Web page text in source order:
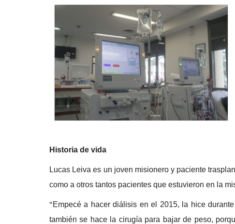
Historia de vida
Lucas Leiva es un joven misionero y paciente
como a otros tantos pacientes que estuvieron en la
“Empecé a hacer diálisis en el 2015, la hice
también se hace la cirugía para bajar de peso,